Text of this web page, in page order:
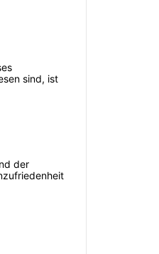
sind, ist
der